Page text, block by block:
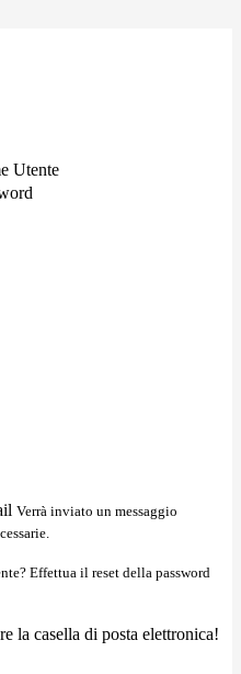
Utente
Verrà inviato un messaggio
Effettua il reset della password
la casella di posta elettronica!